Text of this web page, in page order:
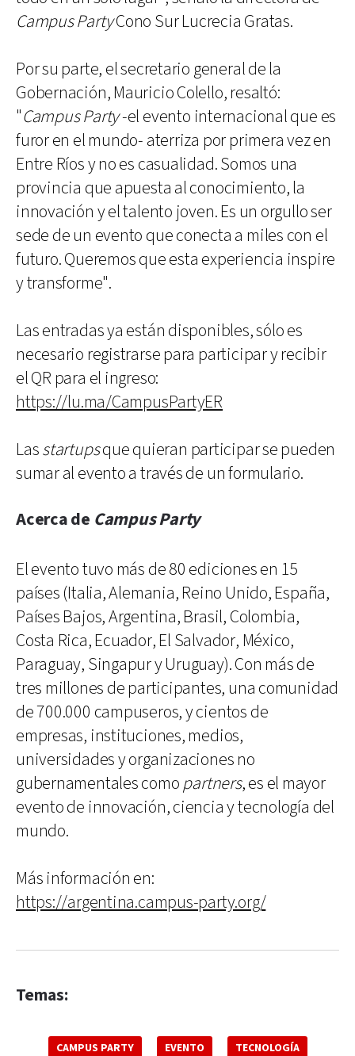
Campus PartyCono Sur Lucrecia Gratas.
Por su parte, el secretario general de la
Gobernación, Mauricio Colello, resaltó:
"Campus Party-el evento internacional que es
furor en el mundo- aterriza por primera vez en
Entre Ríos y no es casualidad. Somos una
provincia que apuesta al conocimiento, la
innovación y el talento joven. Es un orgullo ser
sede de un evento que conecta a miles con el
futuro. Queremos que esta experiencia inspire
y transforme".
Las entradas ya están disponibles, sólo es
necesario registrarse para participar y recibir
el QR para el ingreso:
https://lu.ma/CampusPartyER
Lasstartupsque quieran participar se pueden
sumar al evento a través de un formulario.
Acerca de Campus Party
El evento tuvo más de 80 ediciones en 15
países (Italia, Alemania, Reino Unido, España,
Países Bajos, Argentina, Brasil, Colombia,
Costa Rica, Ecuador, El Salvador, México,
Paraguay, Singapur y Uruguay). Con más de
tres millones de participantes, una comunidad
de 700.000 campuseros, y cientos de
empresas, instituciones, medios,
universidades y organizaciones no
gubernamentales comopartners, es el mayor
evento de innovación, ciencia y tecnología del
mundo.
Más información en:
https://argentina.campus-party.org/
Temas:
CAMPUS PARTY EVENTO TECNOLOGÍA